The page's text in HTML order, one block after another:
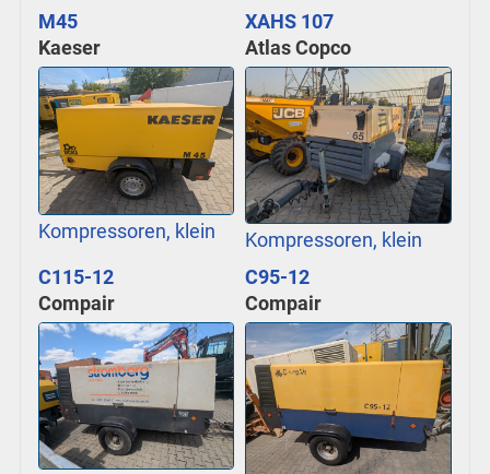
M45
Kaeser
Kompressoren, klein
XAHS 107
Atlas Copco
Kompressoren, klein
C115-12
Compair
C95-12
Compair